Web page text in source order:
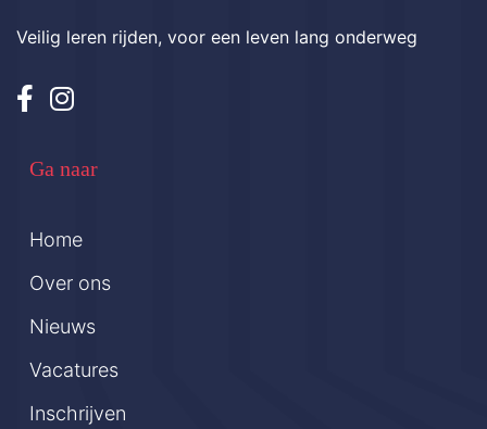
Veilig leren rijden, voor een leven lang onderweg
Ga naar
Home
Over ons
Nieuws
Vacatures
Inschrijven